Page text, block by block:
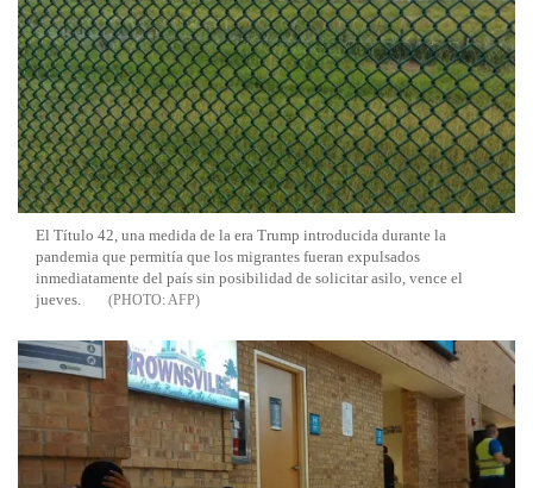
El Título 42, una medida de la era Trump introducida durante la
pandemia que permitía que los migrantes fueran expulsados
inmediatamente del país sin posibilidad de solicitar asilo, vence el
jueves.
AFP